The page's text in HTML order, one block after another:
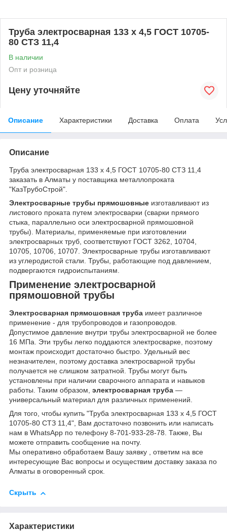
Труба электросварная 133 х 4,5 ГОСТ 10705-
80 СТЗ 11,4
В наличии
Опт и розница
Цену уточняйте
Описание Характеристики Доставка Оплата
Описание
Труба электросварная 133 х 4,5 ГОСТ 10705-80 СТЗ 11,4
заказать в Алматы у поставщика металлопроката
"КазТрубоСтрой".
Электросварные трубы прямошовные изготавливают из
листового проката путем электросварки (сварки прямого
стыка, параллельно оси электросварной прямошовной
трубы). Материалы, применяемые при изготовлении
электросварных труб, соответствуют ГОСТ 3262, 10704,
10705, 10706, 10707. Электросварные трубы изготавливают
из углеродистой стали. Трубы, работающие под давлением,
подвергаются гидроиспытаниям.
Применение электросварной
прямошовной трубы
Электросварная прямошовная труба имеет различное
применение - для трубопроводов и газопроводов.
Допустимое давление внутри трубы электросварной не более
16 МПа. Эти трубы легко поддаются электросварке, поэтому
монтаж происходит достаточно быстро. Удельный вес
незначителен, поэтому доставка электросварной трубы
получается не слишком затратной. Трубы могут быть
установлены при наличии сварочного аппарата и навыков
работы. Таким образом, электросварная труба —
универсальный материал для различных применений.
Для того, чтобы купить "Труба электросварная 133 х 4,5 ГОСТ
10705-80 СТЗ 11,4", Вам достаточно позвонить или написать
нам в WhatsApp по телефону 8-701-933-28-78. Также, Вы
можете отправить сообщение на почту.
Мы оперативно обработаем Вашу заявку , ответим на все
интересующие Вас вопросы и осуществим доставку заказа по
Алматы в оговоренный срок.
Скрыть
Характеристики